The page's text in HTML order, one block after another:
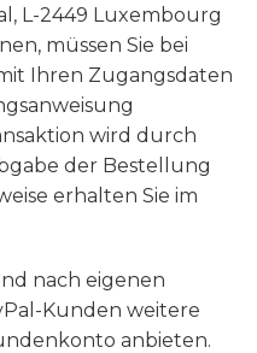
L-2449 Luxembourg
müssen Sie bei
Ihren Zugangsdaten
wird durch
der Bestellung
erhalten Sie im
nach eigenen
Kunden weitere
anbieten.